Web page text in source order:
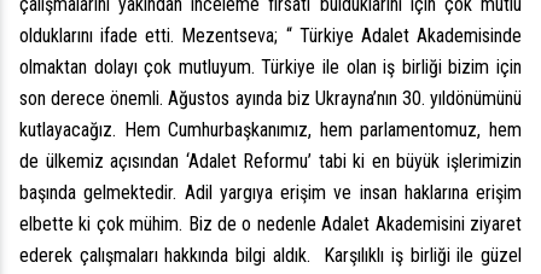
olduklarını ifade etti. Mezentseva; “ Türkiye Adalet Akademisinde
olmaktan dolayı çok mutluyum. Türkiye ile olan iş birliği bizim için
son derece önemli. Ağustos ayında biz Ukrayna’nın 30. yıldönümünü
kutlayacağız. Hem Cumhurbaşkanımız, hem parlamentomuz, hem
de ülkemiz açısından ‘Adalet Reformu’ tabi ki en büyük işlerimizin
başında gelmektedir. Adil yargıya erişim ve insan haklarına erişim
elbette ki çok mühim. Biz de o nedenle Adalet Akademisini ziyaret
ederek çalışmaları hakkında bilgi aldık. Karşılıklı iş birliği ile güzel